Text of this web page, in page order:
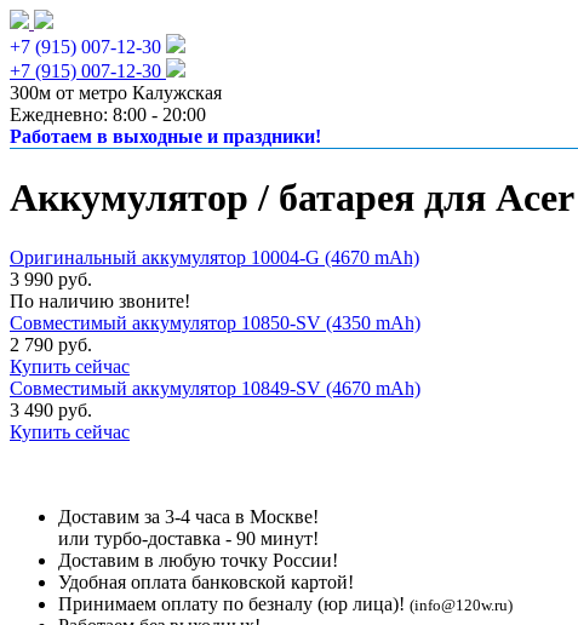
+7 (915) 007-12-30
+7 (915) 007-12-30
300м от метро Калужская
Ежедневно: 8:00 - 20:00
Работаем в выходные и праздники!
Аккумулятор / батарея для
Оригинальный аккумулятор 10004-G (4670 mAh)
3 990 руб.
По наличию звоните!
Совместимый аккумулятор 10850-SV (4350 mAh)
2 790 руб.
Купить сейчас
Совместимый аккумулятор 10849-SV (4670 mAh)
3 490 руб.
Купить сейчас
Доставим за 3-4 часа в Москве!
или турбо-доставка - 90 минут!
Доставим в любую точку России!
Удобная оплата банковской картой!
Принимаем оплату по безналу (юр лица)! (info@120w.ru)